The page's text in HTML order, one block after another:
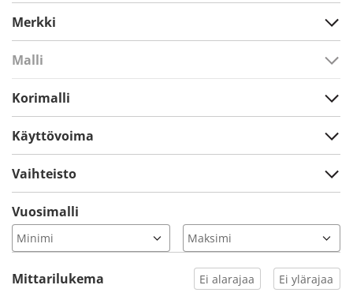
Merkki
Malli
Korimalli
Käyttövoima
Vaihteisto
Vuosimalli
Mittarilukema